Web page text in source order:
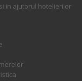
in ajutorul hotelierilor